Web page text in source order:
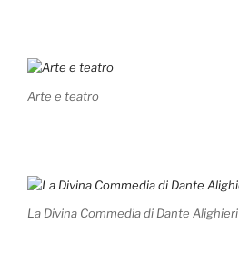
Arte e teatro
La Divina Commedia di Dante Alighieri